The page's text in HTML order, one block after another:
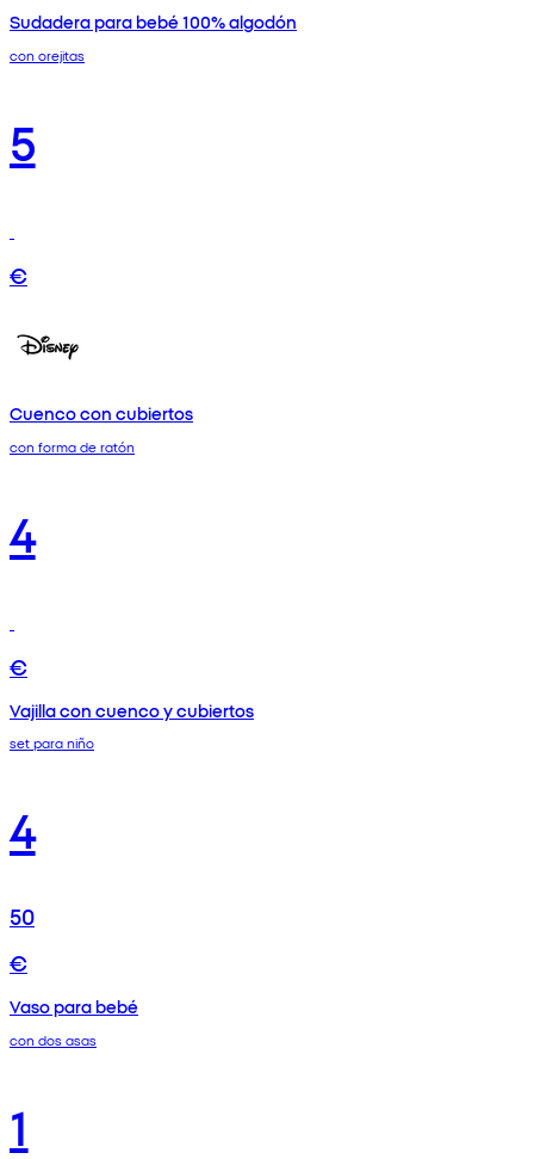
Sudadera para bebé 100% algodón
con orejitas
5
€
Cuenco con cubiertos
con forma de ratón
4
€
Vajilla con cuenco y cubiertos
set para niño
4
50
€
Vaso para bebé
con dos asas
1